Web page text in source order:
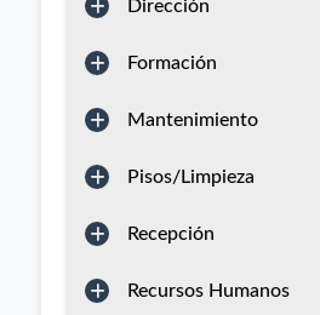
Dirección
Formación
Mantenimiento
Pisos/Limpieza
Recepción
Recursos Humanos